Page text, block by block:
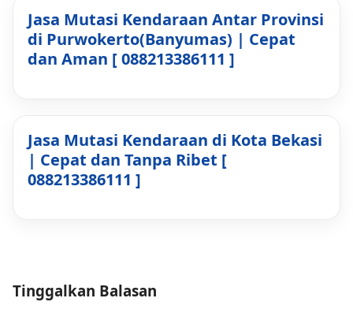
Jasa Mutasi Kendaraan Antar Provinsi
di Purwokerto(Banyumas) | Cepat
dan Aman [ 088213386111 ]
Jasa Mutasi Kendaraan di Kota Bekasi
| Cepat dan Tanpa Ribet [
088213386111 ]
Tinggalkan Balasan